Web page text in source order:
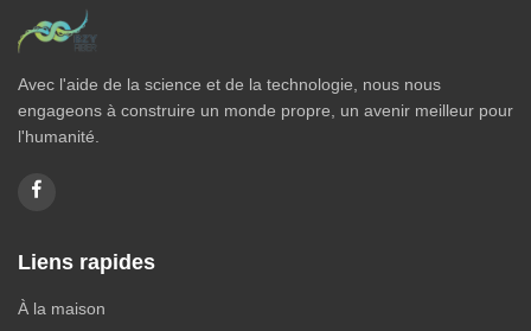
Avec l'aide de la science et de la technologie, nous nous
engageons à construire un monde propre, un avenir meilleur pour
l'humanité.
Liens rapides
À la maison